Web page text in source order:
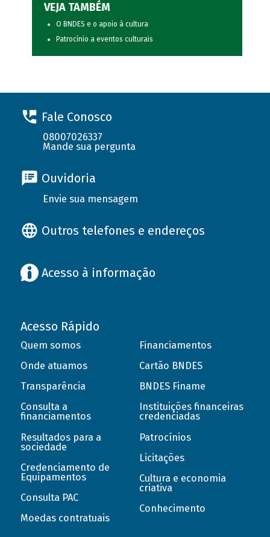
VEJA TAMBÉM
O BNDES e o apoio à cultura
Patrocínio a eventos culturais
Fale Conosco
08007026337
Mande sua pergunta
Ouvidoria
Envie sua mensagem
Outros telefones e endereços
Acesso à informação
Acesso Rápido
Quem somos
Onde atuamos
Transparência
Consulta a
financiamentos
Resultados para a
sociedade
Credenciamento de
Equipamentos
Consulta PAC
Moedas contratuais
Financiamentos
Cartão BNDES
BNDES Finame
Instituições financeiras
credenciadas
Patrocínios
Licitações
Cultura e economia
criativa
Conhecimento